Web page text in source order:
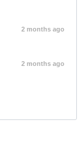
2 months ago
2 months ago